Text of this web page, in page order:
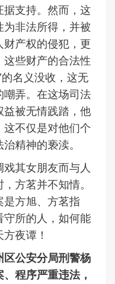
据支持。然而，这
非法所得，并被
产权的侵犯，更
些财产的合法性
名义没收，这无
嘲弄。在这场司法
益被无情践踏，他
不仅是对他们个
精神的亵渎。
其女朋友而与人
方茗并不知情。
方旭、方茗指
守所的人，如何能
夜谭！
区公安分局刑警杨
、程序严重违法，